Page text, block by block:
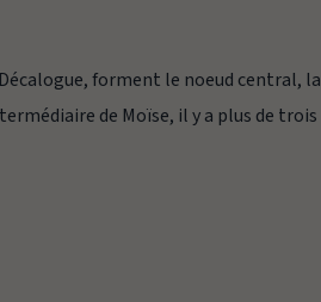
forment le noeud central, la
de Moïse, il y a plus de trois